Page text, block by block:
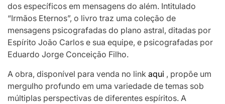
dos específicos em mensagens do além. Intitulado
“Irmãos Eternos”, o livro traz uma coleção de
mensagens psicografadas do plano astral, ditadas por
Espírito João Carlos e sua equipe, e psicografadas por
Eduardo Jorge Conceição Filho.
A obra, disponível para venda no link aqui , propõe um
mergulho profundo em uma variedade de temas sob
múltiplas perspectivas de diferentes espíritos. A